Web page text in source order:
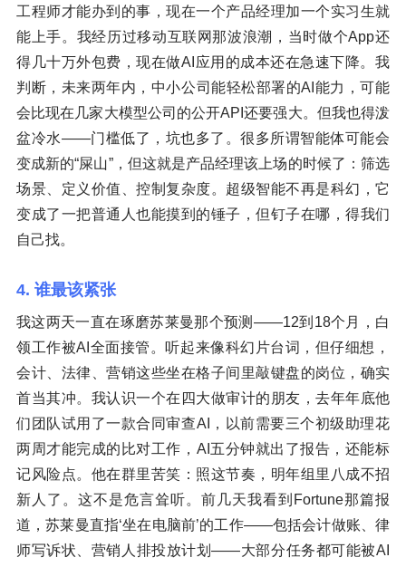
工程师才能办到的事，现在一个产品经理加一个实习生就
能上手。我经历过移动互联网那波浪潮，当时做个App还
得几十万外包费，现在做AI应用的成本还在急速下降。我
判断，未来两年内，中小公司能轻松部署的AI能力，可能
会比现在几家大模型公司的公开API还要强大。但我也得泼
盆冷水——门槛低了，坑也多了。很多所谓智能体可能会
变成新的“屎山”，但这就是产品经理该上场的时候了：筛选
场景、定义价值、控制复杂度。超级智能不再是科幻，它
变成了一把普通人也能摸到的锤子，但钉子在哪，得我们
自己找。
4. 谁最该紧张
我这两天一直在琢磨苏莱曼那个预测——12到18个月，白
领工作被AI全面接管。听起来像科幻片台词，但仔细想，
会计、法律、营销这些坐在格子间里敲键盘的岗位，确实
首当其冲。我认识一个在四大做审计的朋友，去年年底他
们团队试用了一款合同审查AI，以前需要三个初级助理花
两周才能完成的比对工作，AI五分钟就出了报告，还能标
记风险点。他在群里苦笑：照这节奏，明年组里八成不招
新人了。这不是危言耸听。前几天我看到Fortune那篇报
道，苏莱曼直指‘坐在电脑前’的工作——包括会计做账、律
师写诉状、营销人排投放计划——大部分任务都可能被AI